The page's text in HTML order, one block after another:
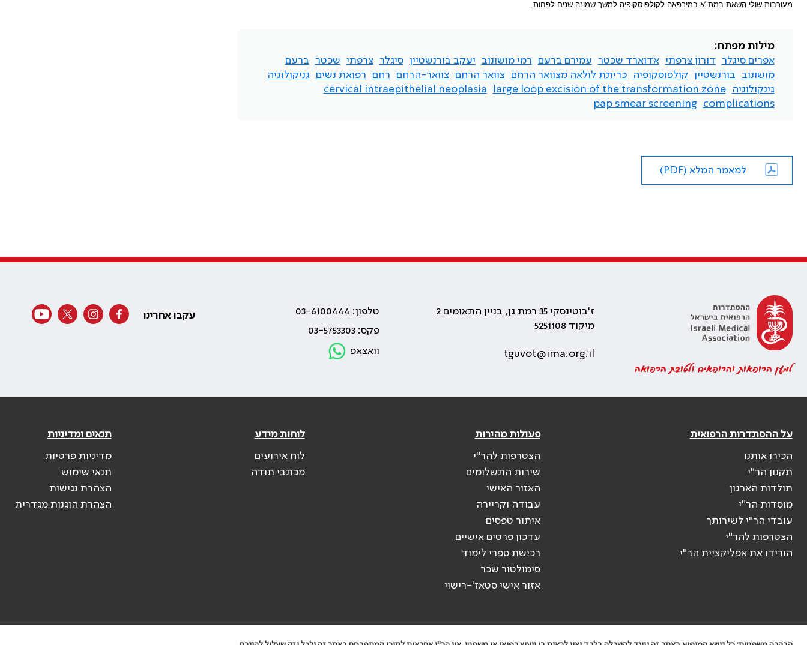
מעורבות שולי השאת במת"א במירפאה לקולפוסקופיה למשך שמונה שנים לפחות.
מילות מפתח:
אפרים סיגלר
דורון צרפתי אדוארד שכטר עמירם ברעם רמי מושונוב יעקב בורנשטיין סיגלר צרפתי שכטר
ברעם
מושונוב
בורנשטיין קולפוסקופיה כריתת לולאה מצוואר הרחם צוואר הרחם צוואר-הרחם רחם רפואת נשים
גניקולוגיה
גינקולוגיה
large loop excision of the transformation zone
cervical intraepithelial neoplasia
complications
pap smear screening
למאמר המלא (PDF)
למען הרופאות והרופאים ולטובת הרפואה
ז'בוטינסקי 35 רמת גן, בניין התאומים 2
מיקוד 5251108
tguvot@ima.org.il
טלפון: 03-6100444
פקס: 03-5753303
וואצאפ
עקבו אחרינו
על ההסתדרות הרפואית
הכירו אותנו
תקנון הר"י
תולדות הארגון
מוסדות הר"י
עובדי הר"י לשירותך
הצטרפות להר"י
הורידו את אפליקציית הר"י
פעולות מהירות
הצטרפות להר"י
שירות התשלומים
האזור האישי
עבודה וקריירה
איתור טפסים
עדכון פרטים אישיים
רכישת ספרי לימוד
סימולטור שכר
אזור אישי סטאז'-רישוי
לוחות מידע
לוח אירועים
מכתבי תודה
תנאים ומדיניות
מדיניות פרטיות
תנאי שימוש
הצהרת נגישות
הצהרת הוגנות מגדרית